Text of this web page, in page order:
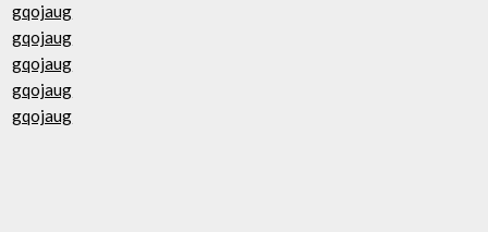
gqojaug
gqojaug
gqojaug
gqojaug
gqojaug